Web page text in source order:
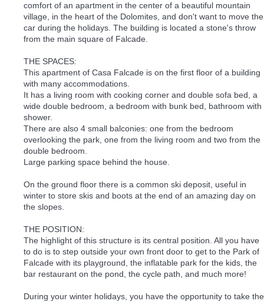
comfort of an apartment in the center of a beautiful mountain
village, in the heart of the Dolomites, and don't want to move the
car during the holidays. The building is located a stone's throw
from the main square of Falcade.
THE SPACES:
This apartment of Casa Falcade is on the first floor of a building
with many accommodations.
It has a living room with cooking corner and double sofa bed, a
wide double bedroom, a bedroom with bunk bed, bathroom with
shower.
There are also 4 small balconies: one from the bedroom
overlooking the park, one from the living room and two from the
double bedroom.
Large parking space behind the house.
On the ground floor there is a common ski deposit, useful in
winter to store skis and boots at the end of an amazing day on
the slopes.
THE POSITION:
The highlight of this structure is its central position. All you have
to do is to step outside your own front door to get to the Park of
Falcade with its playground, the inflatable park for the kids, the
bar restaurant on the pond, the cycle path, and much more!
During your winter holidays, you have the opportunity to take the